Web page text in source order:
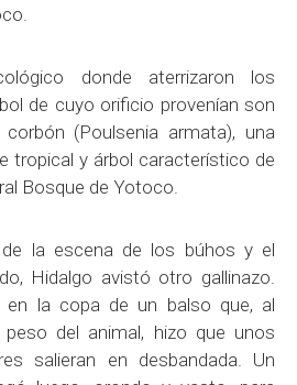
donde aterrizaron los
de cuyo orificio provenían son
(Poulsenia armata), una
tropical y árbol característico de
Bosque de Yotoco.
la escena de los búhos y el
Hidalgo avistó otro gallinazo.
en la copa de un balso que, al
del animal, hizo que unos
salieran en desbandada. Un